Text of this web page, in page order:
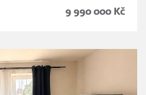
9 990 000 Kč